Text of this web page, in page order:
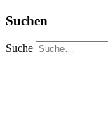
Suchen
Suche